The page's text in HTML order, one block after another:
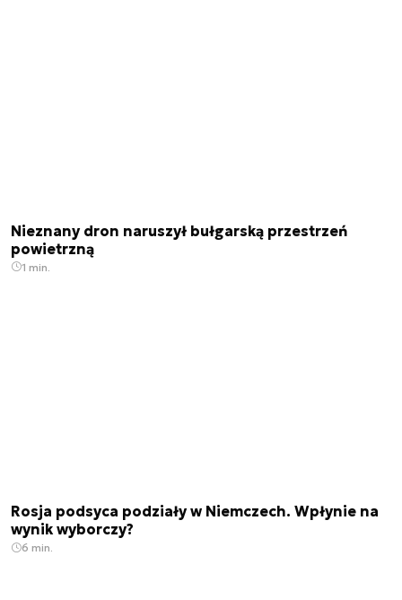
Nieznany dron naruszył bułgarską przestrzeń
powietrzną
1 min.
Rosja podsyca podziały w Niemczech. Wpłynie na
wynik wyborczy?
6 min.